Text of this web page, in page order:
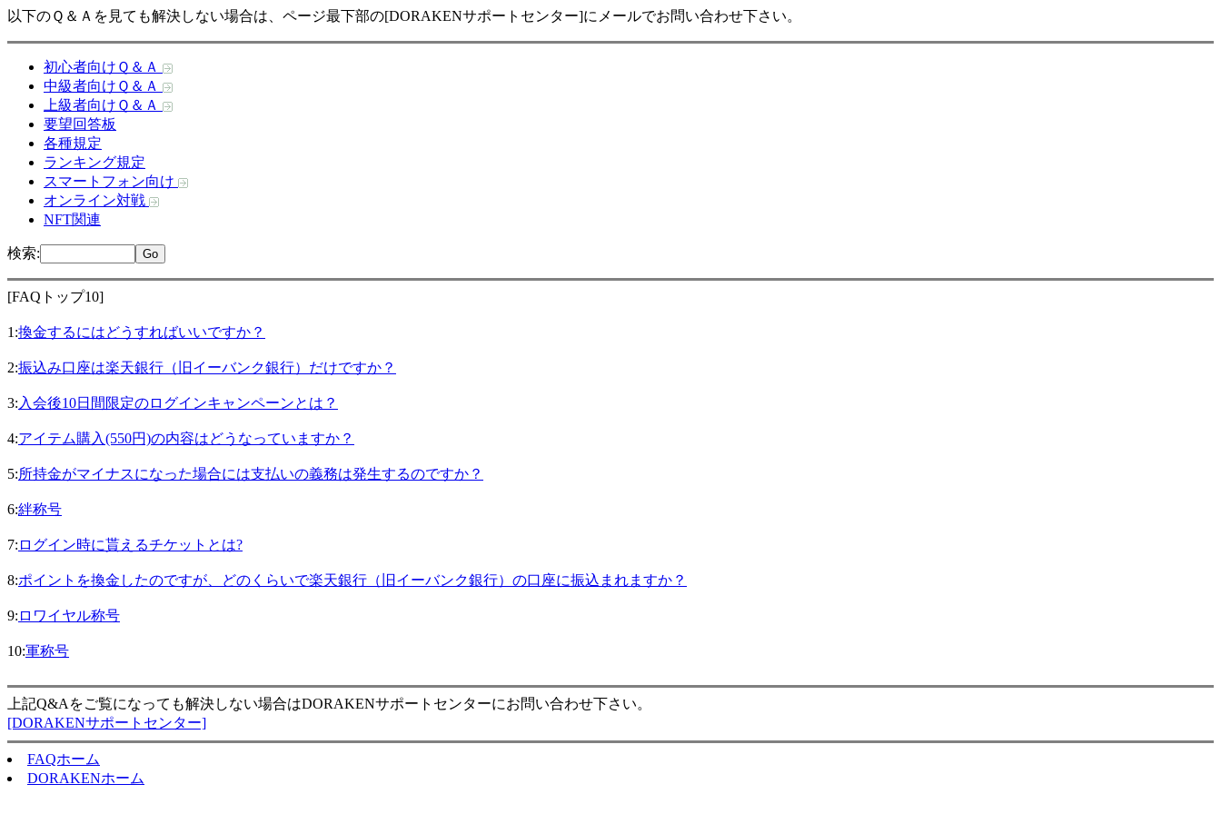
以下のＱ＆Ａを見ても解決しない場合は、ページ最下部の[DORAKENサポートセンター]にメールでお問い合わせ下さい。
初心者向けＱ＆Ａ
中級者向けＱ＆Ａ
上級者向けＱ＆Ａ
要望回答板
各種規定
ランキング規定
スマートフォン向け
オンライン対戦
NFT関連
検索:
[FAQトップ10]
1:換金するにはどうすればいいですか？
2:振込み口座は楽天銀行（旧イーバンク銀行）だけですか？
3: 入会後10日間限定のログインキャンペーンとは？
4:アイテム購入(550円)の内容はどうなっていますか？
5:所持金がマイナスになった場合には支払いの義務は発生するのですか？
6:絆称号
7: ログイン時に貰えるチケットとは?
8:ポイントを換金したのですが、どのくらいで楽天銀行（旧イーバンク銀行）の口座に振込まれますか？
9: ロワイヤル称号
10:軍称号
上記Q&Aをご覧になっても解決しない場合はDORAKENサポートセンターにお問い合わせ下さい。
[DORAKENサポートセンター]
FAQホーム
DORAKENホーム